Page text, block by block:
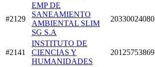
#2129
EMP DE
SANEAMIENTO
AMBIENTAL SLIM
SG S.A
20330024080
#2141
INSTITUTO DE
CIENCIAS Y
HUMANIDADES
20125753869